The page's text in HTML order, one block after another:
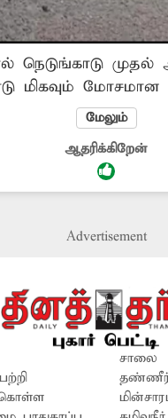
நெடுங்காடு
மிகவும் மோசமான
இருசக்கர
அரசு துறை,
சரி செய்தால்
மேலும்
ஆதரிக்கிறேன்
Advertisement
சாலை